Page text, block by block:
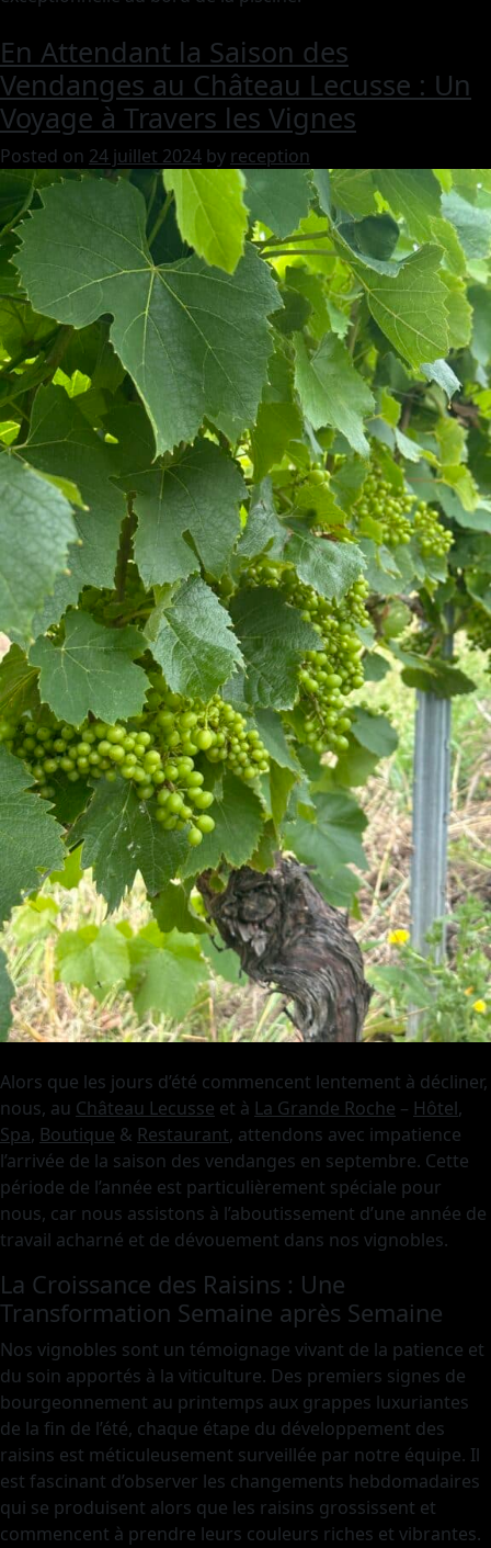
En Attendant la Saison des
Vendanges au Château Lecusse : Un
Voyage à Travers les Vignes
Posted on 24 juillet 2024 by reception
Alors que les jours d’été commencent lentement à décliner,
nous, au Château Lecusse et à La Grande Roche – Hôtel,
Spa, Boutique & Restaurant, attendons avec impatience
l’arrivée de la saison des vendanges en septembre. Cette
période de l’année est particulièrement spéciale pour
nous, car nous assistons à l’aboutissement d’une année de
travail acharné et de dévouement dans nos vignobles.
La Croissance des Raisins : Une
Transformation Semaine après Semaine
Nos vignobles sont un témoignage vivant de la patience et
du soin apportés à la viticulture. Des premiers signes de
bourgeonnement au printemps aux grappes luxuriantes
de la fin de l’été, chaque étape du développement des
raisins est méticuleusement surveillée par notre équipe. Il
est fascinant d’observer les changements hebdomadaires
qui se produisent alors que les raisins grossissent et
commencent à prendre leurs couleurs riches et vibrantes.